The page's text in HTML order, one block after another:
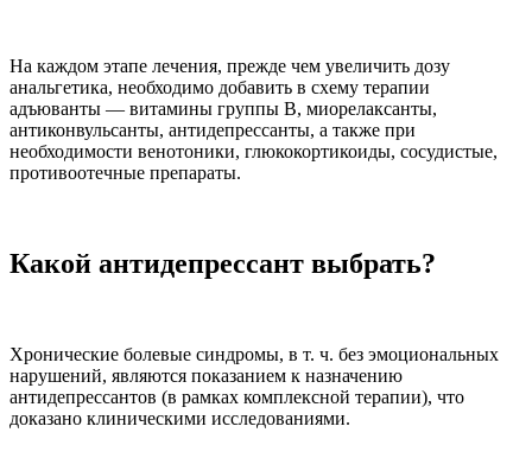
На каждом этапе лечения, прежде чем увеличить дозу
анальгетика, необходимо добавить в схему терапии
адъюванты — витамины группы В, миорелаксанты,
антиконвульсанты, антидепрессанты, а также при
необходимости венотоники, глюкокортикоиды, сосудистые,
противоотечные препараты.
Какой антидепрессант выбрать?
Хронические болевые синдромы, в т. ч. без эмоциональных
нарушений, являются показанием к назначению
антидепрессантов (в рамках комплексной терапии), что
доказано клиническими исследованиями.